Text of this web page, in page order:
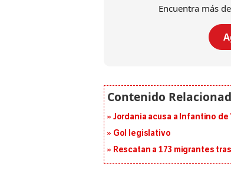
Encuentra más
Jordania acusa a Infantino de
Gol legislativo
Rescatan a 173 migrantes